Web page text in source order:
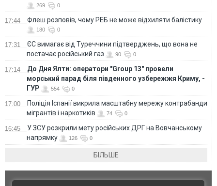
269 0
17:44 Флеш розповів, чому РЕБ не може відхиляти балістику
180 0
17:31
ЄС вимагає від Туреччини підтверджень, що вона не
постачає російський газ
90 0
17:14
До Дня Ялти: оператори "Group 13" провели
морський парад біля південного узбережжя Криму, -
ГУР
554 0
17:00
Поліція Іспанії викрила масштабну мережу контрабанди
мігрантів і наркотиків
74 0
16:45
У ЗСУ розкрили мету російських ДРГ на Вовчанському
напрямку
126 0
БІЛЬШЕ